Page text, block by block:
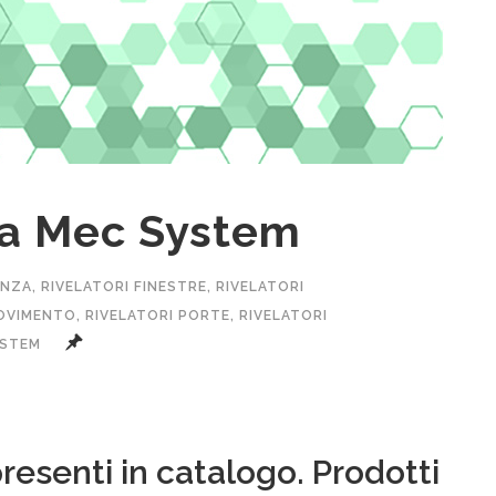
Mec System
, RIVELATORI FINESTRE, RIVELATORI
, RIVELATORI PORTE, RIVELATORI
in catalogo. Prodotti